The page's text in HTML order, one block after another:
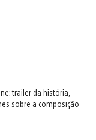
trailer da história,
sobre a composição